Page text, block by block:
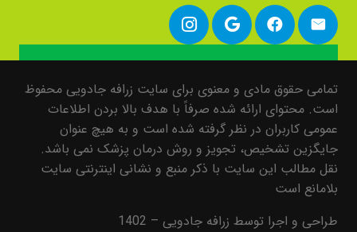
تمامی حقوق مادی و معنوی برای سایت زرافه جادویی محفوظ
است. محتوای ارائه شده صرفاً با هدف بالا بردن اطلاعات
عمومی کاربران در نظر گرفته شده است و به هیچ عنوان
جایگزین تشخیص، تجویز و روش درمان پزشک نمی باشد.
نقل مطالب این سایت با ذکر منبع و نشانی اینترنتی سایت
بلامانع است
طراحی و اجرا توسط زرافه جادویی – 1402